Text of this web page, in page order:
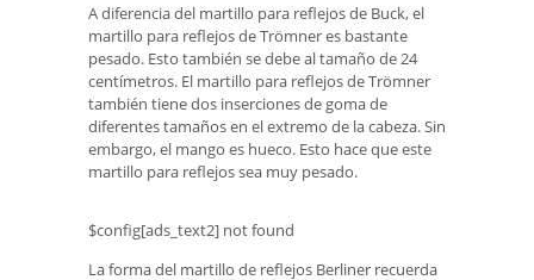
A diferencia del martillo para reflejos de Buck, el
martillo para reflejos de Trömner es bastante
pesado. Esto también se debe al tamaño de 24
centímetros. El martillo para reflejos de Trömner
también tiene dos inserciones de goma de
diferentes tamaños en el extremo de la cabeza. Sin
embargo, el mango es hueco. Esto hace que este
martillo para reflejos sea muy pesado.
$config[ads_text2] not found
La forma del martillo de reflejos Berliner recuerda